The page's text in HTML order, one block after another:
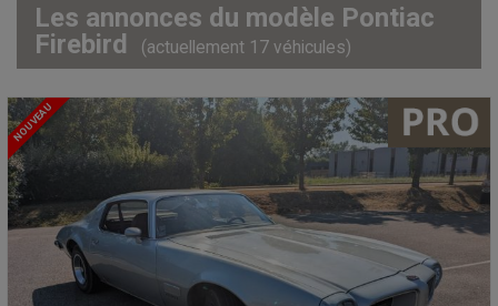
Les annonces du modèle Pontiac
Firebird
(actuellement 17 véhicules)
NOUVEAU